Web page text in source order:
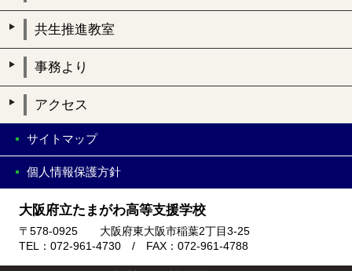
共生推進教室
事務より
アクセス
サイトマップ
個人情報保護方針
大阪府立たまがわ高等支援学校
〒578-0925 大阪府東大阪市稲葉2丁目3-25
TEL：072-961-4730 / FAX：072-961-4788